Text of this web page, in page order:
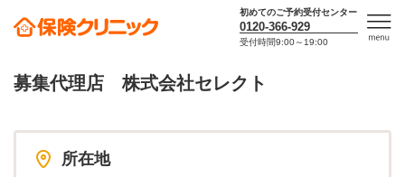
初めてのご予約受付センター
0120-366-929
受付時間9:00～19:00
募集代理店 株式会社セレクト
所在地